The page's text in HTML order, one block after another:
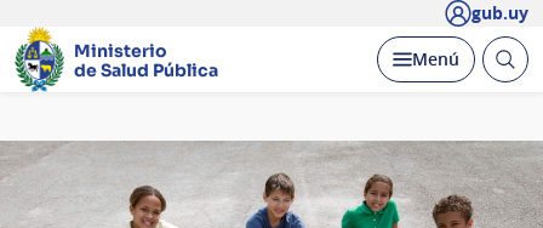
gub.uy
Ministerio
de Salud Pública
Desplegar
Menú Abrir
Página
principal